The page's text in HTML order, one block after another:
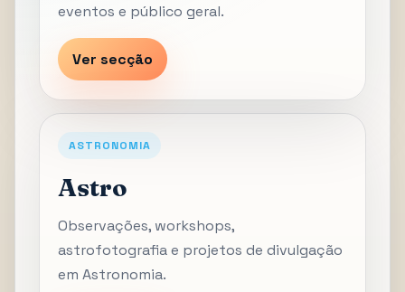
eventos e público geral.
Ver secção
ASTRONOMIA
Astro
Observações, workshops,
astrofotografia e projetos de divulgação
em Astronomia.